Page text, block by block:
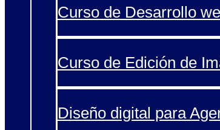
Curso de Desarrollo
Curso de Edición de
Diseño digital para